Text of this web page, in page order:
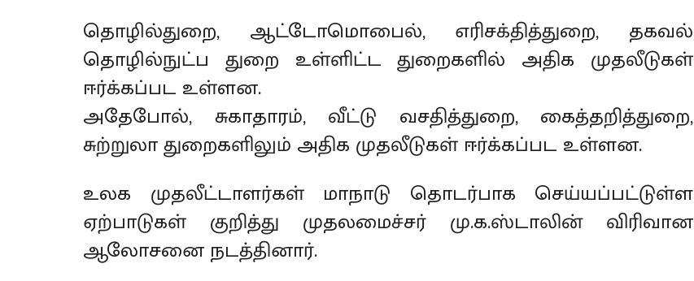
தொழில்துறை, ஆட்டோமொபைல், எரிசக்தித்துறை, தகவல்
தொழில்நுட்ப துறை உள்ளிட்ட துறைகளில் அதிக முதலீடுகள்
ஈர்க்கப்பட உள்ளன.
அதேபோல், சுகாதாரம், வீட்டு வசதித்துறை, கைத்தறித்துறை,
சுற்றுலா துறைகளிலும் அதிக முதலீடுகள் ஈர்க்கப்பட உள்ளன.
உலக முதலீட்டாளர்கள் மாநாடு தொடர்பாக செய்யப்பட்டுள்ள
ஏற்பாடுகள் குறித்து முதலமைச்சர் மு.க.ஸ்டாலின் விரிவான
ஆலோசனை நடத்தினார்.